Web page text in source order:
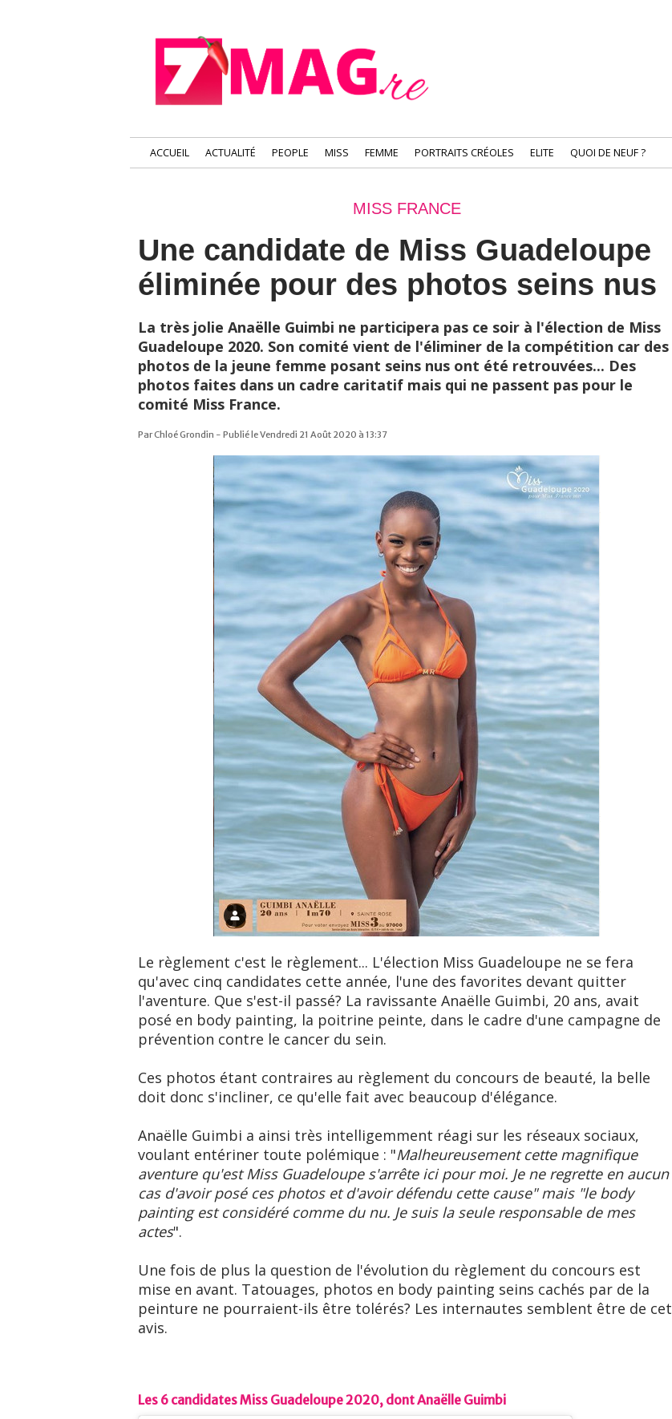
ACCUEIL ACTUALITÉ PEOPLE MISS FEMME PORTRAITS CRÉOLES ELITE QUOI DE NEUF ?
MISS FRANCE
Une candidate de Miss Guadeloupe
éliminée pour des photos seins nus
La très jolie Anaëlle Guimbi ne participera pas ce soir à l'élection de Miss
Guadeloupe 2020. Son comité vient de l'éliminer de la compétition car des
photos de la jeune femme posant seins nus ont été retrouvées... Des
photos faites dans un cadre caritatif mais qui ne passent pas pour le
comité Miss France.
Par Chloé Grondin - Publié le Vendredi 21 Août 2020 à 13:37
Le règlement c'est le règlement... L'élection Miss Guadeloupe ne se fera
qu'avec cinq candidates cette année, l'une des favorites devant quitter
l'aventure. Que s'est-il passé? La ravissante Anaëlle Guimbi, 20 ans, avait
posé en body painting, la poitrine peinte, dans le cadre d'une campagne de
prévention contre le cancer du sein.
Ces photos étant contraires au règlement du concours de beauté, la belle
doit donc s'incliner, ce qu'elle fait avec beaucoup d'élégance.
Anaëlle Guimbi a ainsi très intelligemment réagi sur les réseaux sociaux,
voulant entériner toute polémique : "Malheureusement cette magnifique
aventure qu'est Miss Guadeloupe s'arrête ici pour moi. Je ne regrette en aucun
cas d'avoir posé ces photos et d'avoir défendu cette cause" mais "le body
painting est considéré comme du nu. Je suis la seule responsable de mes
actes".
Une fois de plus la question de l'évolution du règlement du concours est
mise en avant. Tatouages, photos en body painting seins cachés par de la
peinture ne pourraient-ils être tolérés? Les internautes semblent être de cet
avis.
Les 6 candidates Miss Guadeloupe 2020, dont Anaëlle Guimbi